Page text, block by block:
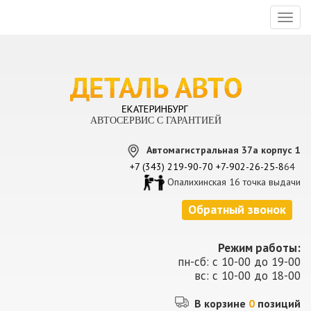
АВТОСЕРВИС С ГАРАНТИЕЙ
Автомагистральная 37а корпус 1
+7 (343) 219-90-70 +7-902-26-25-864
Опалихинская 16 точка выдачи
Обратный звонок
Режим работы:
пн-сб: с 10-00 до 19-00
вс: с 10-00 до 18-00
В корзине 0 позиций